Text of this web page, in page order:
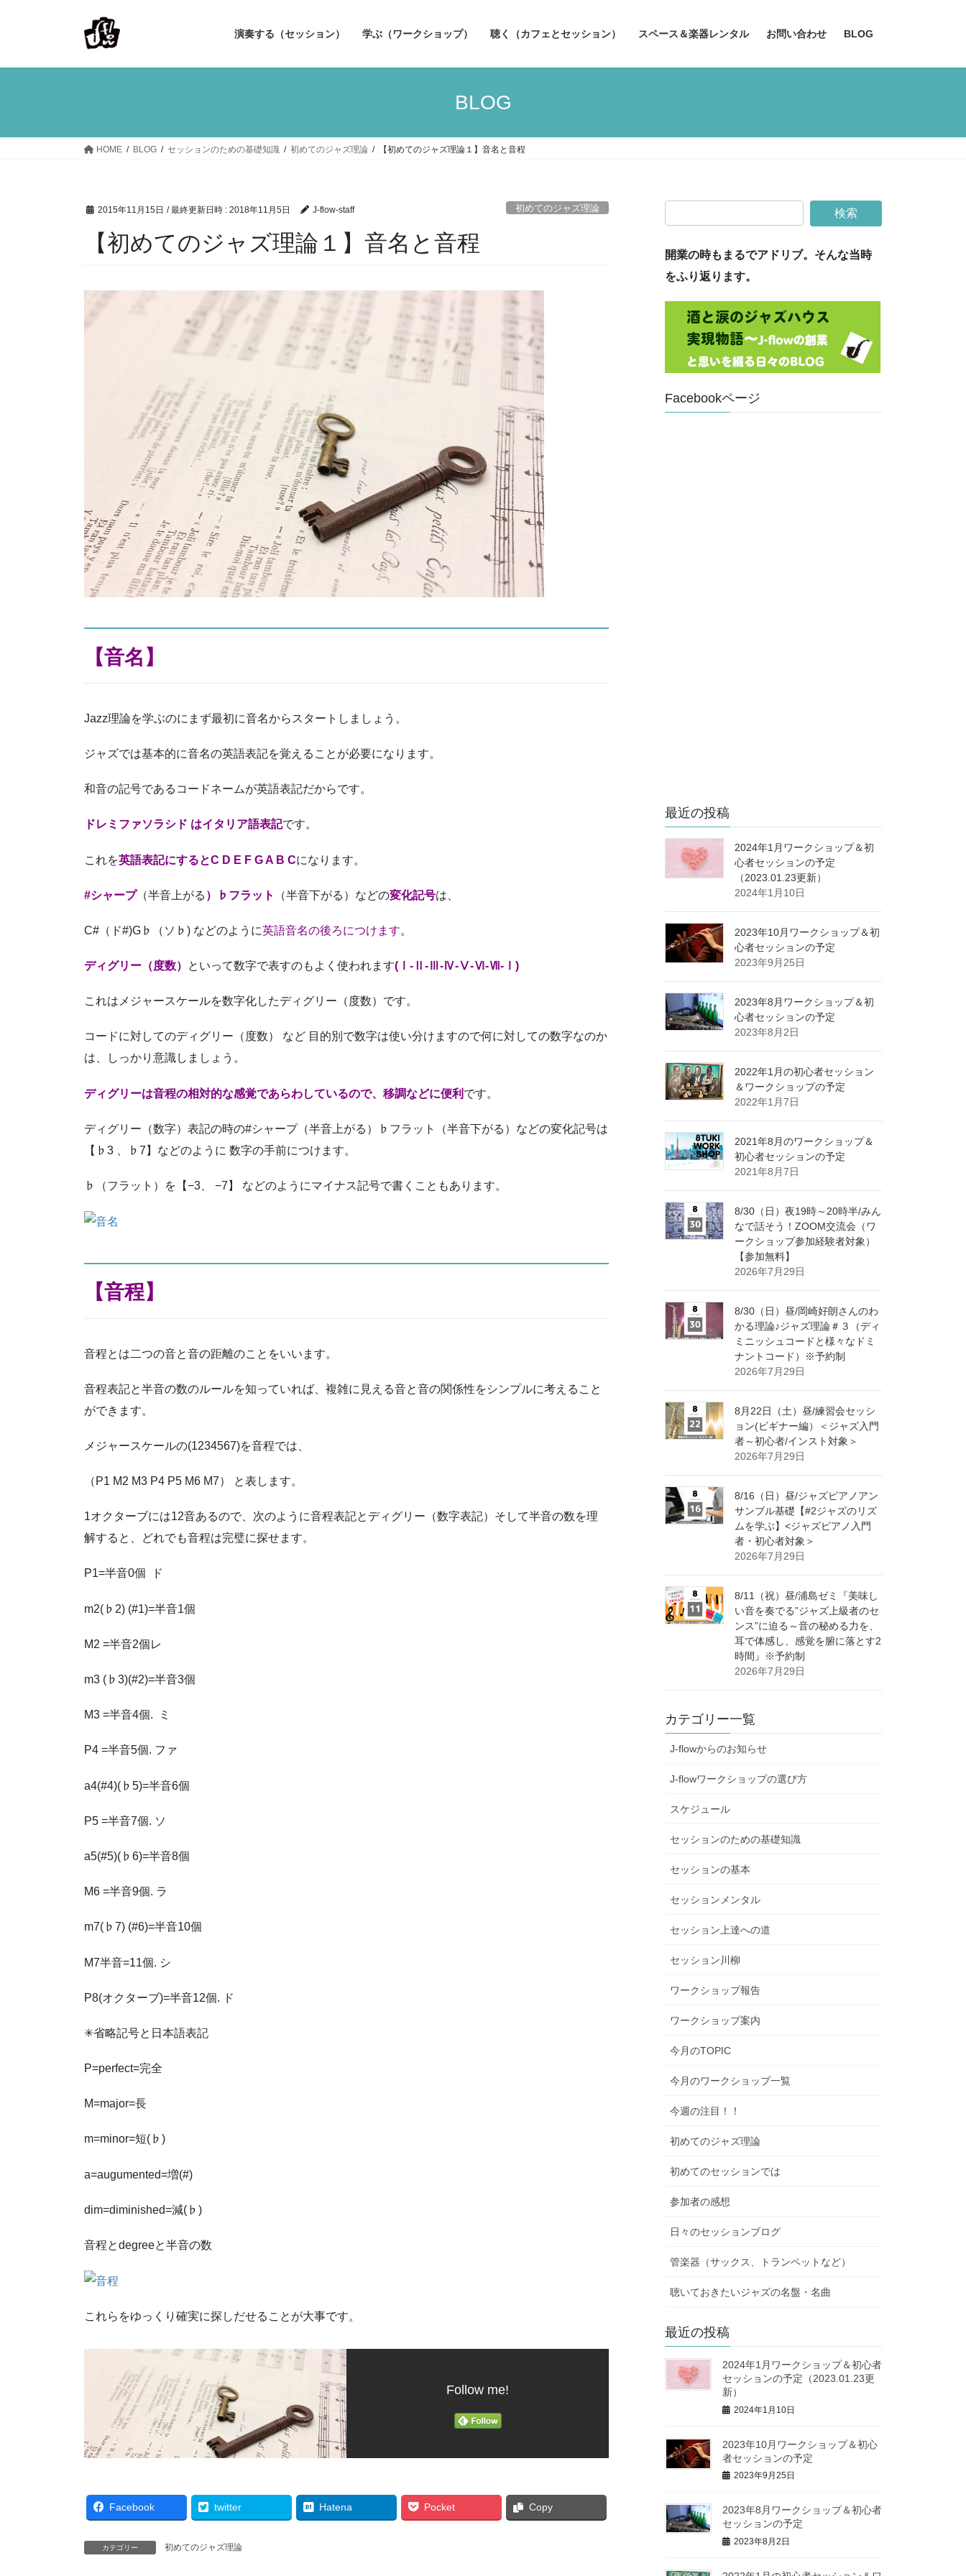
演奏する（セッション） 学ぶ（ワークショップ） 聴く（カフェとセッション） スペース＆楽器レンタル お問い合わせ BLOG
BLOG
HOME BLOG セッションのための基礎知識 初めてのジャズ理論 【初めてのジャズ理論１】音名と音程
2015年11月15日 / 最終更新日時 : 2018年11月5日 J-flow-staff 初めてのジャズ理論
【初めてのジャズ理論１】音名と音程
【音名】
Jazz理論を学ぶのにまず最初に音名からスタートしましょう。
ジャズでは基本的に音名の英語表記を覚えることが必要になります。
和音の記号であるコードネームが英語表記だからです。
ドレミファソラシド はイタリア語表記です。
これを英語表記にするとC D E F G A B Cになります。
#シャープ（半音上がる ）♭フラット （半音下がる）などの変化記号は、
C#（ド#)G♭（ソ♭) などのように英語音名の後ろにつけます。
ディグリー（度数） といって数字で表すのもよく使われます(Ⅰ-Ⅱ-Ⅲ-Ⅳ-Ⅴ-Ⅵ-Ⅶ-Ⅰ)
これはメジャースケールを数字化したディグリー（度数）です。
コードに対してのディグリー（度数） など 目的別で数字は使い分けますので何に対しての数字なのか
は、しっかり意識しましょう。
ディグリーは音程の相対的な感覚であらわしているので、移調などに便利 です。
ディグリー（数字）表記の時の#シャープ（半音上がる）♭フラット（半音下がる）などの変化記号は
【♭3 、♭7】などのように 数字の手前につけます。
♭（フラット）を【−3、 −7】 などのようにマイナス記号で書くこともあります。
【音程】
音程とは二つの音と音の距離のことをいいます。
音程表記と半音の数のルールを知っていれば、複雑に見える音と音の関係性をシンプルに考えること
ができます。
メジャースケールの(1234567)を音程では、
（P1 M2 M3 P4 P5 M6 M7） と表します。
1オクターブには12音あるので、次のように音程表記とディグリー（数字表記）そして半音の数を理
解すると、どれでも音程は完璧に探せます。
P1=半音0個 ド
m2(♭2) (#1)=半音1個
M2 =半音2個レ
m3 (♭3)(#2)=半音3個
M3 =半音4個. ミ
P4 =半音5個. ファ
a4(#4)(♭5)=半音6個
P5 =半音7個. ソ
a5(#5)(♭6)=半音8個
M6 =半音9個. ラ
m7(♭7) (#6)=半音10個
M7半音=11個. シ
P8(オクターブ)=半音12個. ド
✳︎省略記号と日本語表記
P=perfect=完全
M=major=長
m=minor=短(♭)
a=augumented=増(#)
dim=diminished=減(♭)
音程とdegreeと半音の数
これらをゆっくり確実に探しだせることが大事です。
Follow me!
Facebook twitter Hatena Pocket Copy
カテゴリー 初めてのジャズ理論
開業の時もまるでアドリブ。そんな当時
をふり返ります。
Facebookページ
最近の投稿
2024年1月ワークショップ＆初
心者セッションの予定
（2023.01.23更新）
2024年1月10日
2023年10月ワークショップ＆初
心者セッションの予定
2023年9月25日
2023年8月ワークショップ＆初
心者セッションの予定
2023年8月2日
2022年1月の初心者セッション
＆ワークショップの予定
2022年1月7日
2021年8月のワークショップ＆
初心者セッションの予定
2021年8月7日
8/30（日）夜19時～20時半/みん
なで話そう！ZOOM交流会（ワ
ークショップ参加経験者対象）
【参加無料】
2026年7月29日
8/30（日）昼/岡崎好朗さんのわ
かる理論♪ジャズ理論＃３（ディ
ミニッシュコードと様々なドミ
ナントコード）※予約制
2026年7月29日
8月22日（土）昼/練習会セッシ
ョン(ビギナー編）＜ジャズ入門
者～初心者/インスト対象＞
2026年7月29日
8/16（日）昼/ジャズピアノアン
サンブル基礎【#2ジャズのリズ
ムを学ぶ】<ジャズピアノ入門
者・初心者対象＞
2026年7月29日
8/11（祝）昼/浦島ゼミ『美味し
い音を奏でる”ジャズ上級者のセ
ンス”に迫る～音の秘める力を、
耳で体感し、感覚を腑に落とす2
時間』※予約制
2026年7月29日
カテゴリー一覧
J-flowからのお知らせ
J-flowワークショップの選び方
スケジュール
セッションのための基礎知識
セッションの基本
セッションメンタル
セッション上達への道
セッション川柳
ワークショップ報告
ワークショップ案内
今月のTOPIC
今月のワークショップ一覧
今週の注目！！
初めてのジャズ理論
初めてのセッションでは
参加者の感想
日々のセッションブログ
管楽器（サックス、トランペットなど）
聴いておきたいジャズの名盤・名曲
最近の投稿
2024年1月ワークショップ＆初心者
セッションの予定（2023.01.23更
新）
2024年1月10日
2023年10月ワークショップ＆初心
者セッションの予定
2023年9月25日
2023年8月ワークショップ＆初心者
セッションの予定
2023年8月2日